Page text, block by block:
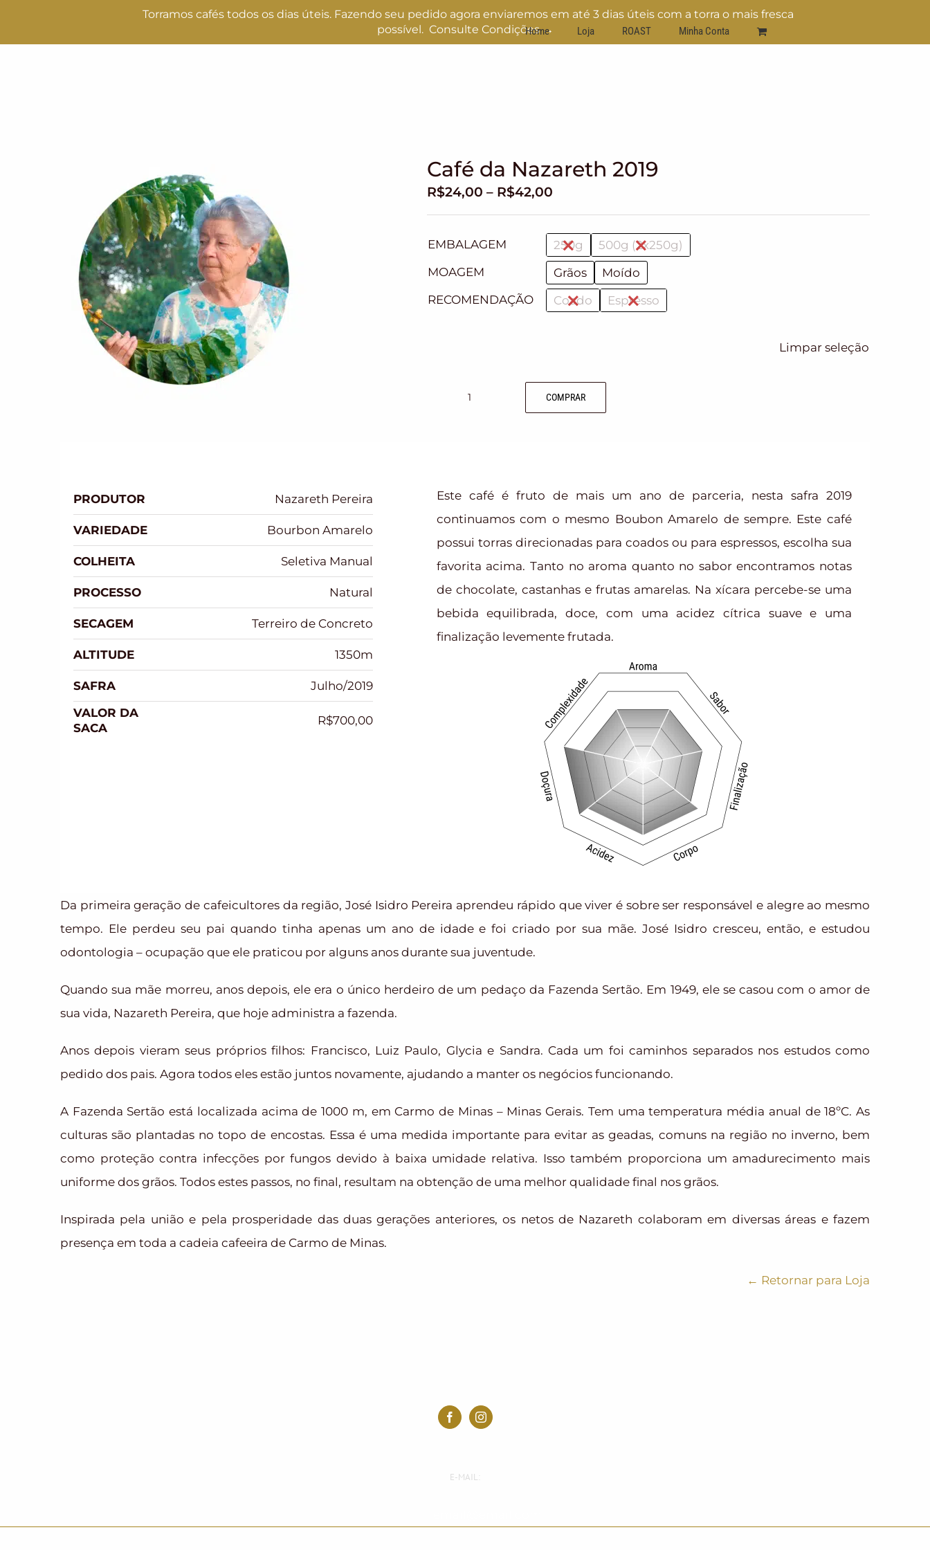
Home Loja ROAST Minha Conta
Café da Nazareth 2019
R$24,00 – R$42,00
EMBALAGEM 250g
500g (2x250g)
MOAGEM
Grãos
Moído
RECOMENDAÇÃO
Coado Espresso
Limpar seleção
COMPRAR
PRODUTOR Nazareth Pereira
VARIEDADE Bourbon Amarelo
COLHEITA Seletiva Manual
PROCESSO Natural
SECAGEM Terreiro de Concreto
ALTITUDE 1350m
SAFRA
Julho/2019
VALOR DA
SACA
R$700,00
Este café é fruto de mais um ano de parceria, nesta safra 2019
continuamos com o mesmo Boubon Amarelo de sempre. Este café
possui torras direcionadas para coados ou para espressos, escolha sua
favorita acima. Tanto no aroma quanto no sabor encontramos notas
de chocolate, castanhas e frutas amarelas. Na xícara percebe-se uma
bebida equilibrada, doce, com uma acidez cítrica suave e uma
finalização levemente frutada.
Da primeira geração de cafeicultores da região, José Isidro Pereira aprendeu rápido que viver é sobre ser responsável e alegre ao mesmo
tempo. Ele perdeu seu pai quando tinha apenas um ano de idade e foi criado por sua mãe. José Isidro cresceu, então, e estudou
odontologia – ocupação que ele praticou por alguns anos durante sua juventude.
Quando sua mãe morreu, anos depois, ele era o único herdeiro de um pedaço da Fazenda Sertão. Em 1949, ele se casou com o amor de
sua vida, Nazareth Pereira, que hoje administra a fazenda.
Anos depois vieram seus próprios filhos: Francisco, Luiz Paulo, Glycia e Sandra. Cada um foi caminhos separados nos estudos como
pedido dos pais. Agora todos eles estão juntos novamente, ajudando a manter os negócios funcionando.
A Fazenda Sertão está localizada acima de 1000 m, em Carmo de Minas – Minas Gerais. Tem uma temperatura média anual de 18ºC. As
culturas são plantadas no topo de encostas. Essa é uma medida importante para evitar as geadas, comuns na região no inverno, bem
como proteção contra infecções por fungos devido à baixa umidade relativa. Isso também proporciona um amadurecimento mais
uniforme dos grãos. Todos estes passos, no final, resultam na obtenção de uma melhor qualidade final nos grãos.
Inspirada pela união e pela prosperidade das duas gerações anteriores, os netos de Nazareth colaboram em diversas áreas e fazem
presença em toda a cadeia cafeeira de Carmo de Minas.
← Retornar para Loja
E-MAIL:
Torramos cafés todos os dias úteis. Fazendo seu pedido agora enviaremos em até 3 dias úteis com a torra o mais fresca
possível. Consulte Condições →